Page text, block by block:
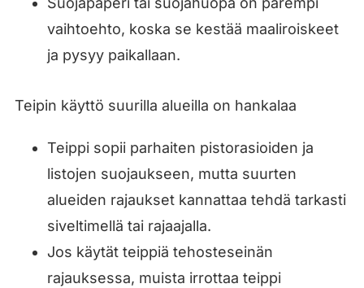
vaihtoehto, koska se kestää maaliroiskeet
ja pysyy paikallaan.
Teipin käyttö suurilla alueilla on hankalaa
Teippi sopii parhaiten pistorasioiden ja
listojen suojaukseen, mutta suurten
alueiden rajaukset kannattaa tehdä tarkasti
siveltimellä tai rajaajalla.
Jos käytät teippiä tehosteseinän
rajauksessa, muista irrottaa teippi